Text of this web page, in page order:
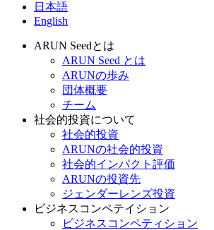
日本語
English
ARUN Seedとは
ARUN Seed とは
ARUNの歩み
団体概要
チーム
社会的投資について
社会的投資
ARUNの社会的投資
社会的インパクト評価
ARUNの投資先
ジェンダーレンズ投資
ビジネスコンペテイション
ビジネスコンペティション